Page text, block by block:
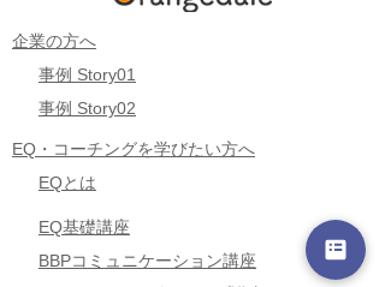
企業の方へ
事例 Story01
事例 Story02
EQ・コーチングを学びたい方へ
EQとは
EQ基礎講座
BBPコミュニケーション講座